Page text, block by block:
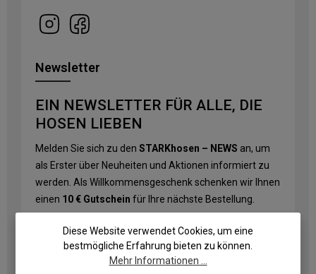
Newsletter
EIN NEWSLETTER FÜR ALLE, DIE
HOSEN LIEBEN
Melden Sie sich zu den STARKhosen – NEWS an, um
als Erster über Neuheiten und Aktionen informiert zu
werden. Als Willkommensgeschenk schenken wir Ihnen
einen 10 € Gutschein für Ihre nächste Bestellung.
E-Mail-Adresse*
Diese Website verwendet Cookies, um eine
bestmögliche Erfahrung bieten zu können.
Mehr Informationen ...